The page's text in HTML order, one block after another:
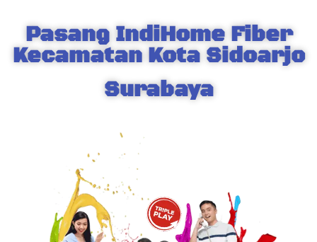
Pasang IndiHome Fiber
Kecamatan Kota Sidoarjo
Surabaya